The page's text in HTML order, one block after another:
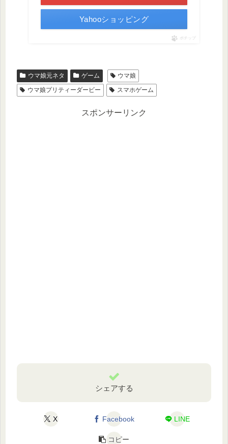
Yahooショッピング
ポチップ
ウマ娘元ネタ ゲーム
ウマ娘
ウマ娘プリティーダービー
スマホゲーム
スポンサーリンク
シェアする
X Facebook LINE
コピー